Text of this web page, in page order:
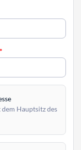
*
Hauptsitz des